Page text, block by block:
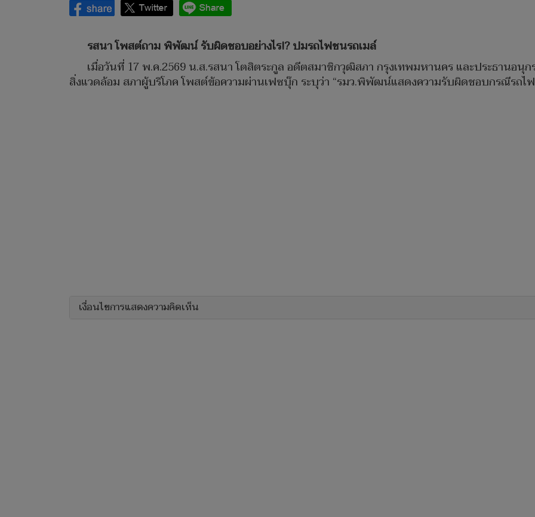
รสนา โพสต์ถาม พิพัฒน์ รับผิดชอบอย่างไร!?​ ปมรถไฟชนรถเมล์
เมื่อวันที่ 17 พ.ค.2569 น.ส.รสนา โตสิตระกูล อดีตสมาชิกวุฒิสภา กรุงเทพมหานคร และประธานอนุ
สิ่งแวดล้อม สภาผู้บริโภค โพสต์ข้อความผ่านเฟซบุ๊ก ระบุว่า “รมว.พิพัฒน์แสดงความรับผิดชอบกรณีรถไฟ
เงื่อนไขการแสดงความคิดเห็น